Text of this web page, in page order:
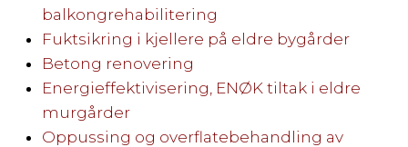
balkongrehabilitering
Fuktsikring i kjellere på eldre bygårder
Betong renovering
Energieffektivisering, ENØK tiltak i eldre
murgårder
Oppussing og overflatebehandling av